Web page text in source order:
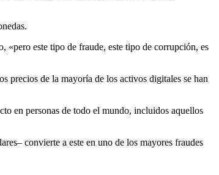
precios de la mayoría de los activos digitales se han
en personas de todo el mundo, incluidos aquellos
convierte a este en uno de los mayores fraudes